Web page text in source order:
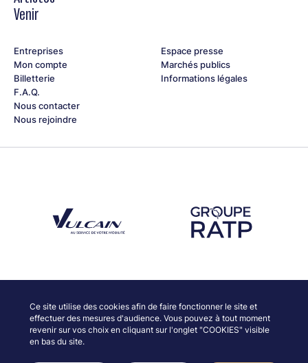
Ce site utilise des cookies afin de faire fonctionner le site et
effectuer des mesures d'audience. Vous pouvez à tout moment
revenir sur vos choix en cliquant sur l'onglet "COOKIES" visible
en bas du site.
Venir
Entreprises
Mon compte
Billetterie
F.A.Q.
Nous contacter
Nous rejoindre
Espace presse
Marchés publics
Informations légales
© JAZZ À VIENNE